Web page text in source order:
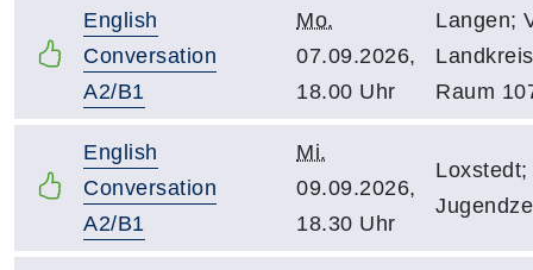
English
Conversation
A2/B1
Mo.
07.09.2026,
18.00 Uhr
Langen;
Raum
English
Conversation
A2/B1
Mi.
09.09.2026,
18.30 Uhr
Loxstedt;